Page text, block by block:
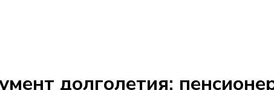
долголетия: